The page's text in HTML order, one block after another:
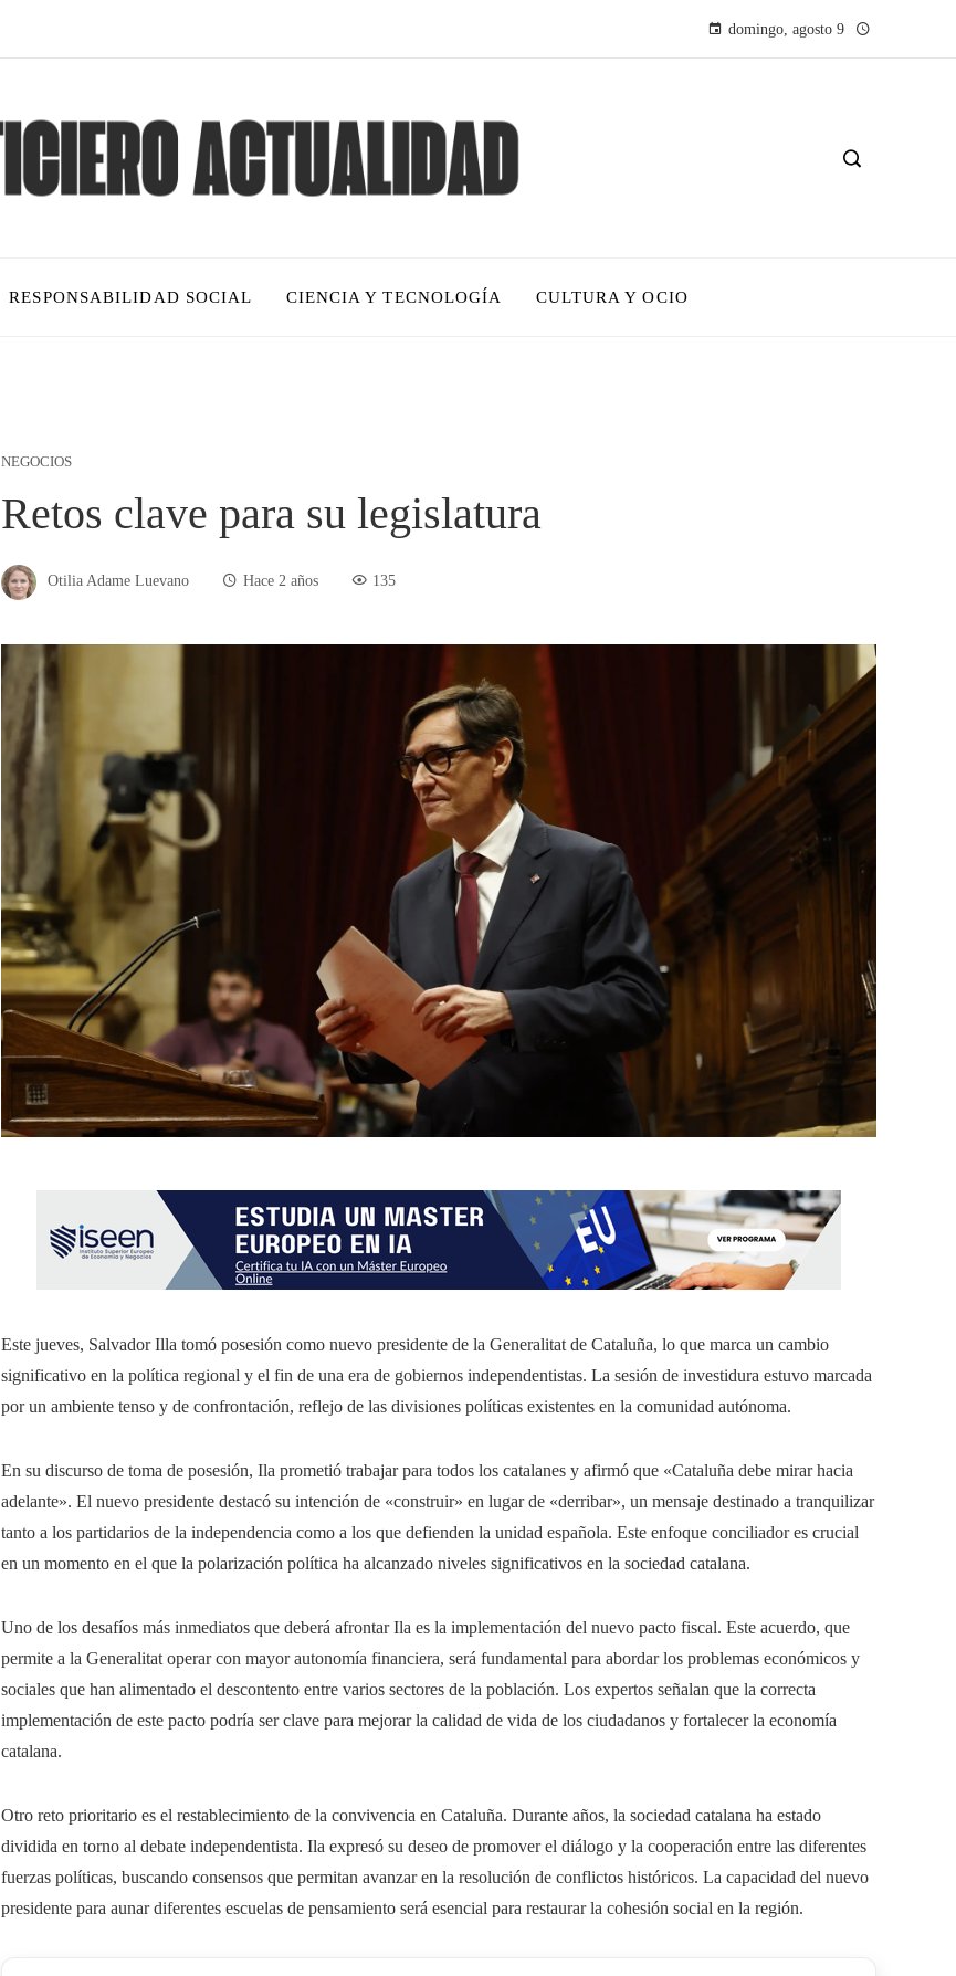
domingo, agosto 9
RESPONSABILIDAD SOCIAL CIENCIA Y TECNOLOGÍA CULTURA Y OCIO
NEGOCIOS
Retos clave para su legislatura
Otilia Adame Luevano Hace 2 años 135
Este jueves, Salvador Illa tomó posesión como nuevo presidente de la Generalitat de Cataluña, lo que marca un cambio
significativo en la política regional y el fin de una era de gobiernos independentistas. La sesión de investidura estuvo marcada
por un ambiente tenso y de confrontación, reflejo de las divisiones políticas existentes en la comunidad autónoma.
En su discurso de toma de posesión, Ila prometió trabajar para todos los catalanes y afirmó que «Cataluña debe mirar hacia
adelante». El nuevo presidente destacó su intención de «construir» en lugar de «derribar», un mensaje destinado a tranquilizar
tanto a los partidarios de la independencia como a los que defienden la unidad española. Este enfoque conciliador es crucial
en un momento en el que la polarización política ha alcanzado niveles significativos en la sociedad catalana.
Uno de los desafíos más inmediatos que deberá afrontar Ila es la implementación del nuevo pacto fiscal. Este acuerdo, que
permite a la Generalitat operar con mayor autonomía financiera, será fundamental para abordar los problemas económicos y
sociales que han alimentado el descontento entre varios sectores de la población. Los expertos señalan que la correcta
implementación de este pacto podría ser clave para mejorar la calidad de vida de los ciudadanos y fortalecer la economía
catalana.
Otro reto prioritario es el restablecimiento de la convivencia en Cataluña. Durante años, la sociedad catalana ha estado
dividida en torno al debate independentista. Ila expresó su deseo de promover el diálogo y la cooperación entre las diferentes
fuerzas políticas, buscando consensos que permitan avanzar en la resolución de conflictos históricos. La capacidad del nuevo
presidente para aunar diferentes escuelas de pensamiento será esencial para restaurar la cohesión social en la región.